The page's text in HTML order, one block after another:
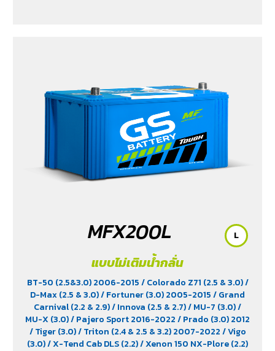
MFX200L
แบบไม่เติมน้ำกลั่น
BT-50 (2.5&3.0) 2006-2015/ Colorado Z71 (2.5 & 3.0)/
D-Max (2.5 & 3.0)/ Fortuner (3.0) 2005-2015/ Grand
Carnival (2.2 & 2.9)/ Innova (2.5 & 2.7)/ MU-7 (3.0)/
MU-X (3.0)/ Pajero Sport 2016-2022/ Prado (3.0) 2012
/ Tiger (3.0)/ Triton (2.4 & 2.5 & 3.2) 2007-2022/ Vigo
(3.0)/ X-Tend Cab DLS (2.2)/ Xenon 150 NX-Plore (2.2)
L